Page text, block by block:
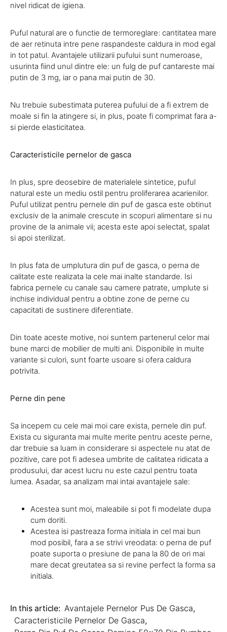
nivel ridicat de igiena.
Puful natural are o functie de termoreglare: cantitatea mare
de aer retinuta intre pene raspandeste caldura in mod egal
in tot patul. Avantajele utilizarii pufului sunt numeroase,
usurinta fiind unul dintre ele: un fulg de puf cantareste mai
putin de 3 mg, iar o pana mai putin de 30.
Nu trebuie subestimata puterea pufului de a fi extrem de
moale si fin la atingere si, in plus, poate fi comprimat fara a-
si pierde elasticitatea.
Caracteristicile pernelor de gasca
In plus, spre deosebire de materialele sintetice, puful
natural este un mediu ostil pentru proliferarea acarienilor.
Puful utilizat pentru pernele din puf de gasca este obtinut
exclusiv de la animale crescute in scopuri alimentare si nu
provine de la animale vii; acesta este apoi selectat, spalat
si apoi sterilizat.
In plus fata de umplutura din puf de gasca, o perna de
calitate este realizata la cele mai inalte standarde. Isi
fabrica pernele cu canale sau camere patrate, umplute si
inchise individual pentru a obtine zone de perne cu
capacitati de sustinere diferentiate.
Din toate aceste motive, noi suntem partenerul celor mai
bune marci de mobilier de multi ani. Disponibile in multe
variante si culori, sunt foarte usoare si ofera caldura
potrivita.
Perne din pene
Sa incepem cu cele mai moi care exista, pernele din puf.
Exista cu siguranta mai multe merite pentru aceste perne,
dar trebuie sa luam in considerare si aspectele nu atat de
pozitive, care pot fi adesea umbrite de calitatea ridicata a
produsului, dar acest lucru nu este cazul pentru toata
lumea. Asadar, sa analizam mai intai avantajele sale:
Acestea sunt moi, maleabile si pot fi modelate dupa
cum doriti.
Acestea isi pastreaza forma initiala in cel mai bun
mod posibil, fara a se strivi vreodata: o perna de puf
poate suporta o presiune de pana la 80 de ori mai
mare decat greutatea sa si revine perfect la forma sa
initiala.
In this article: Avantajele Pernelor Pus De Gasca,
Caracteristicile Pernelor De Gasca,